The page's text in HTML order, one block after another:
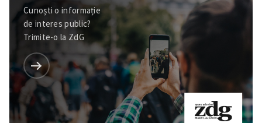
Trimite o informație
Despre ZdG
in English
на русском
Cunoști o informație
de interes public?
Trimite-o la ZdG